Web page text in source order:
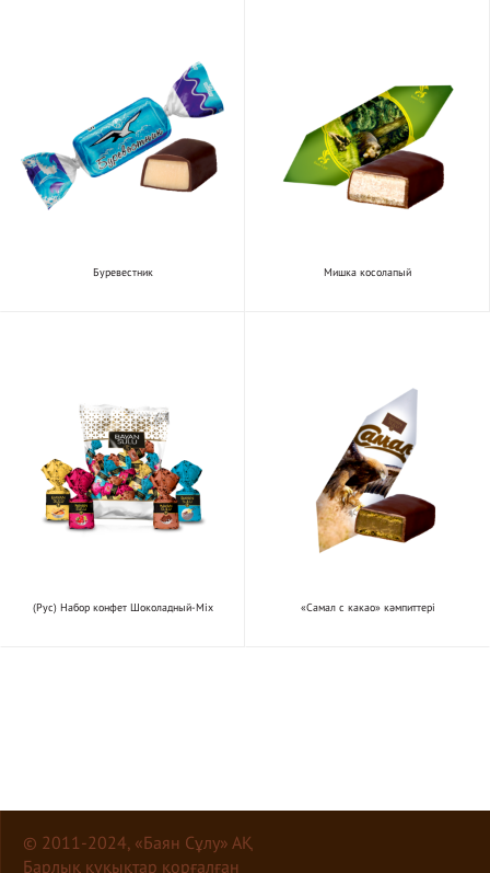
Буревестник Мишка косолапый
(Рус) Набор конфет Шоколадный-Mix «Самал с какао» кәмпиттері
© 2011-2024, «Баян Сұлу» АҚ
Барлық құқықтар қорғалған